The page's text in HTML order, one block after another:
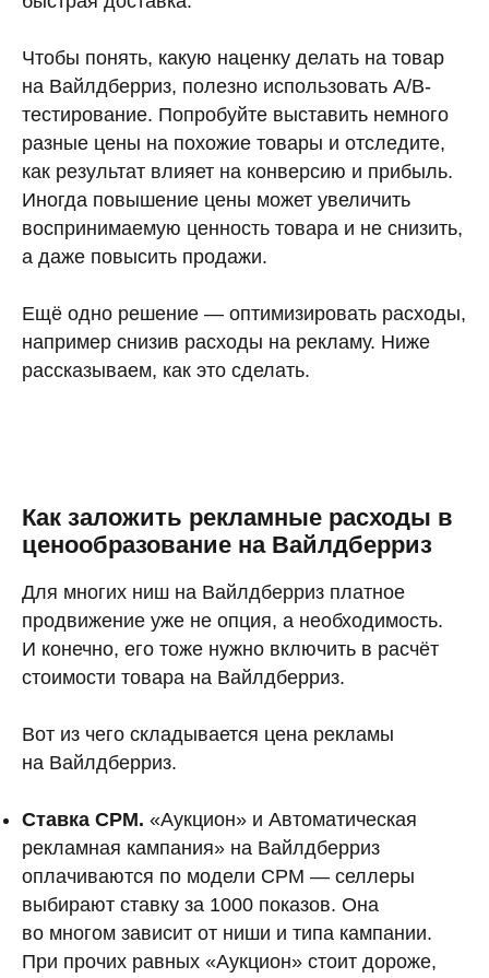
Чтобы понять, какую наценку делать на товар
на Вайлдберриз, полезно использовать A/B-
тестирование. Попробуйте выставить немного
разные цены на похожие товары и отследите,
как результат влияет на конверсию и прибыль.
Иногда повышение цены может увеличить
воспринимаемую ценность товара и не снизить,
а даже повысить продажи.
Ещё одно решение — оптимизировать расходы,
например снизив расходы на рекламу. Ниже
рассказываем, как это сделать.
Как заложить рекламные расходы в
ценообразование на Вайлдберриз
Для многих ниш на Вайлдберриз платное
продвижение уже не опция, а необходимость.
И конечно, его тоже нужно включить в расчёт
стоимости товара на Вайлдберриз.
Вот из чего складывается цена рекламы
на Вайлдберриз.
Ставка CPM. «Аукцион» и Автоматическая
рекламная кампания» на Вайлдберриз
оплачиваются по модели CPM — селлеры
выбирают ставку за 1000 показов. Она
во многом зависит от ниши и типа кампании.
При прочих равных «Аукцион» стоит дороже,